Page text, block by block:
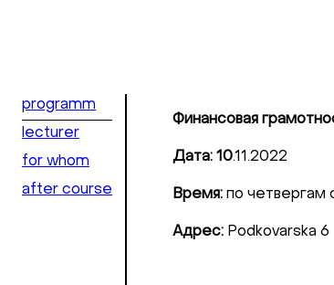
programm
lecturer
for whom
after course
Финансовая
Дата: 10.11.2022
Время: по четвергам
Адрес: Podkovarska 6